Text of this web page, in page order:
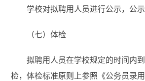
学校对拟聘用人员进行公示，公
（七）体检
拟聘用人员在学校规定的时间内
检，体检标准原则上参照《公务员录